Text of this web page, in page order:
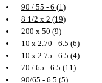
90 / 55 - 6 (1)
8 1/2 х 2 (19)
200 х 50 (9)
10 х 2.70 - 6.5 (6)
10 х 2.75 - 6.5 (4)
70 / 65 - 6.5 (11)
90/65 - 6.5 (5)